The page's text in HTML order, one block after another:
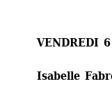
VENDREDI
Isabelle